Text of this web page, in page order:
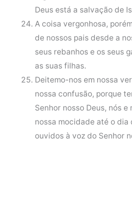
Deus está a salvação de
A coisa vergonhosa,
de nossos pais desde a
seus rebanhos e os seus
as suas filhas.
Deitemo-nos em nossa
nossa confusão, porque
Senhor nosso Deus, nós e
nossa mocidade até o dia
ouvidos à voz do Senhor